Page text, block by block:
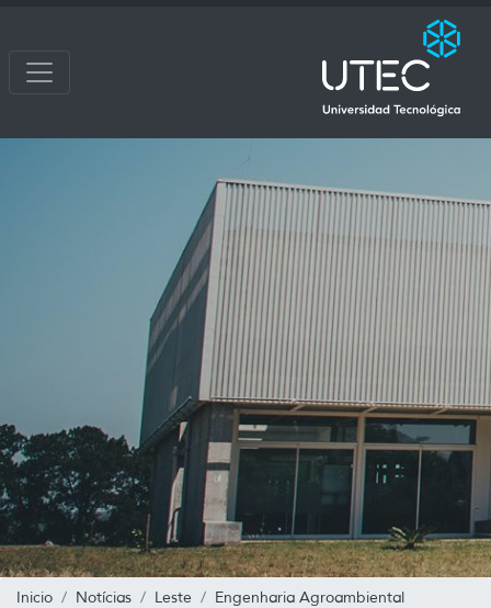
Inicio Notícias Leste Engenharia Agroambiental